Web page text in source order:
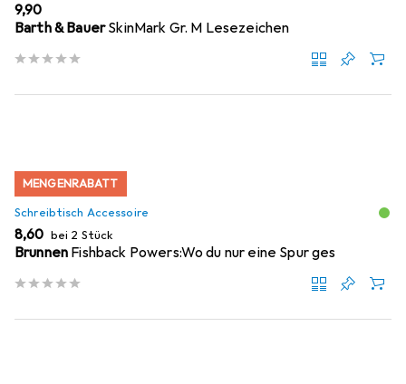
EUR
9,90
Barth & BauerSkinMark Gr. M Lesezeichen
MENGENRABATT
Schreibtisch Accessoire
EUR
8,60 bei 2 Stück
Brunnen Fishback Powers:Wo du nur eine Spur ges